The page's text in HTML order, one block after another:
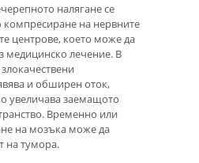
налягане се
на нервните
центрове, което може да
медицинско лечение. В
и обширен оток,
увеличава заемащото
Временно или
на мозъка може да
на тумора.